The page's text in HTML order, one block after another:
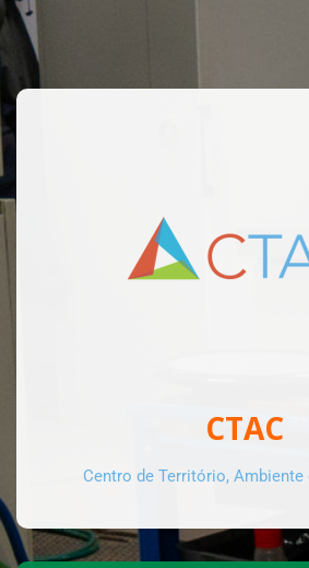
CTAC
Centro de Território, Ambiente